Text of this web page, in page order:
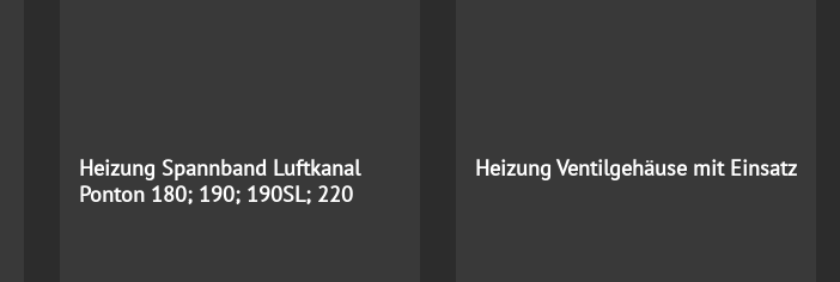
Heizung Spannband Luftkanal
Ponton 180; 190; 190SL; 220
Heizung Ventilgehäuse mit Einsatz